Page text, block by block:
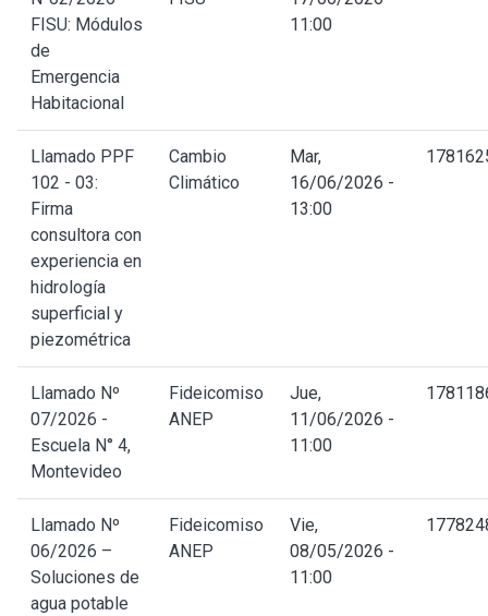
FISU: Módulos
de
Emergencia
Habitacional
11:00
Llamado PPF
102 - 03:
Firma
consultora con
experiencia en
hidrología
superficial y
piezométrica
Cambio
Climático
Mar,
16/06/2026 -
13:00
Llamado Nº
07/2026 -
Escuela N° 4,
Montevideo
Fideicomiso
ANEP
Jue,
11/06/2026 -
11:00
Llamado Nº
06/2026 –
Soluciones de
agua potable
Fideicomiso
ANEP
Vie,
08/05/2026 -
11:00